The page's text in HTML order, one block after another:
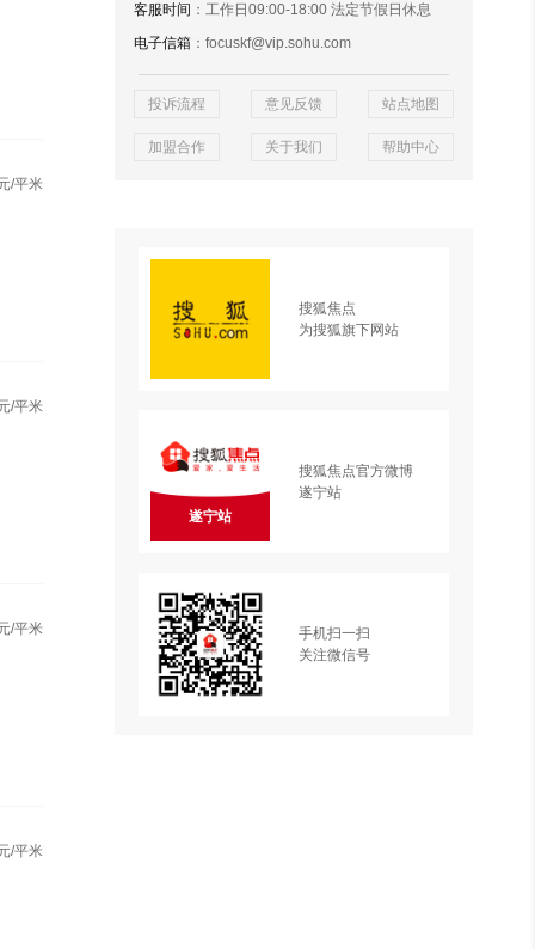
/平米
/平米
/平米
/平米
客服时间 ：工作日09:00-18:00 法定节假日休息
电子信箱 ：focuskf@vip.sohu.com
投诉流程 意见反馈 站点地图
加盟合作 关于我们 帮助中心
搜狐焦点
为搜狐旗下网站
遂宁站
搜狐焦点官方微博
遂宁站
手机扫一扫
关注微信号